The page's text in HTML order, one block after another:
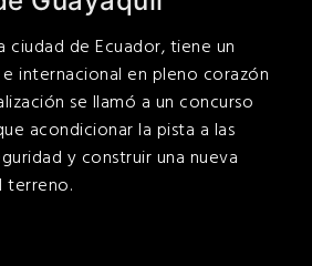
ciudad de Ecuador, tiene un
internacional en pleno corazón
se llamó a un concurso
acondicionar la pista a las
y construir una nueva
terreno.